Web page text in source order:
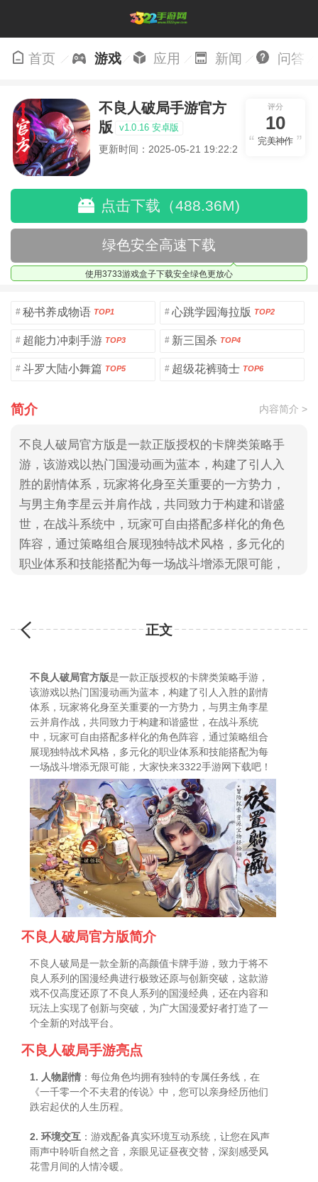
首页 游戏 应用 新闻 问答
不良人破局手游官方
版
v1.0.16 安卓版
更新时间：2025-05-21 19:22:29
评分
10
完美神作
点击下载（488.36M)
绿色安全高速下载
使用3733游戏盒子下载安全绿色更放心
# 秘书养成物语 TOP1 # 心跳学园海拉版 TOP2
# 超能力冲刺手游 TOP3 # 新三国杀 TOP4
# 斗罗大陆小舞篇 TOP5 # 超级花裤骑士 TOP6
简介 内容简介 >
不良人破局官方版是一款正版授权的卡牌类策略手
游，该游戏以热门国漫动画为蓝本，构建了引人入
胜的剧情体系，玩家将化身至关重要的一方势力，
与男主角李星云并肩作战，共同致力于构建和谐盛
世，在战斗系统中，玩家可自由搭配多样化的角色
阵容，通过策略组合展现独特战术风格，多元化的
职业体系和技能搭配为每一场战斗增添无限可能，
正文
不良人破局官方版是一款正版授权的卡牌类策略手游，
该游戏以热门国漫动画为蓝本，构建了引人入胜的剧情
体系，玩家将化身至关重要的一方势力，与男主角李星
云并肩作战，共同致力于构建和谐盛世，在战斗系统
中，玩家可自由搭配多样化的角色阵容，通过策略组合
展现独特战术风格，多元化的职业体系和技能搭配为每
一场战斗增添无限可能，大家快来3322手游网下载吧！
不良人破局官方版简介
不良人破局是一款全新的高颜值卡牌手游，致力于将不
良人系列的国漫经典进行极致还原与创新突破，这款游
戏不仅高度还原了不良人系列的国漫经典，还在内容和
玩法上实现了创新与突破，为广大国漫爱好者打造了一
个全新的对战平台。
不良人破局手游亮点
1. 人物剧情 ：每位角色均拥有独特的专属任务线，在
《一千零一个不夫君的传说》中，您可以亲身经历他们
跌宕起伏的人生历程。
2. 环境交互 ：游戏配备真实环境互动系统，让您在风声
雨声中聆听自然之音，亲眼见证昼夜交替，深刻感受风
花雪月间的人情冷暖。